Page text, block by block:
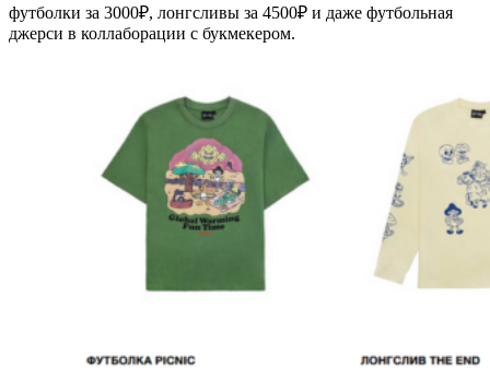
футболки за 3000₽, лонгсливы за 4500₽ и даже футбольная
джерси в коллаборации с букмекером.